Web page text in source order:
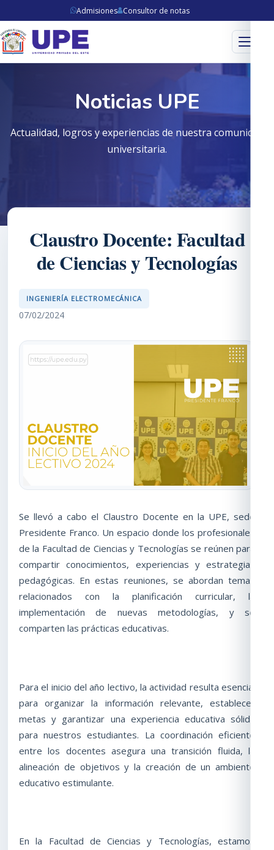
Admisiones Consultor de notas
Menú
Noticias UPE
Actualidad, logros y experiencias de nuestra comunidad
universitaria.
Claustro Docente: Facultad
de Ciencias y Tecnologías
INGENIERÍA ELECTROMECÁNICA
07/02/2024
Se llevó a cabo el Claustro Docente en la UPE, sede
Presidente Franco. Un espacio donde los profesionales
de la Facultad de Ciencias y Tecnologías se reúnen para
compartir conocimientos, experiencias y estrategias
pedagógicas. En estas reuniones, se abordan temas
relacionados con la planificación curricular, la
implementación de nuevas metodologías, y se
comparten las prácticas educativas.
Para el inicio del año lectivo, la actividad resulta esencial
para organizar la información relevante, establecer
metas y garantizar una experiencia educativa sólida
para nuestros estudiantes. La coordinación eficiente
entre los docentes asegura una transición fluida, la
alineación de objetivos y la creación de un ambiente
educativo estimulante.
En la Facultad de Ciencias y Tecnologías, estamos